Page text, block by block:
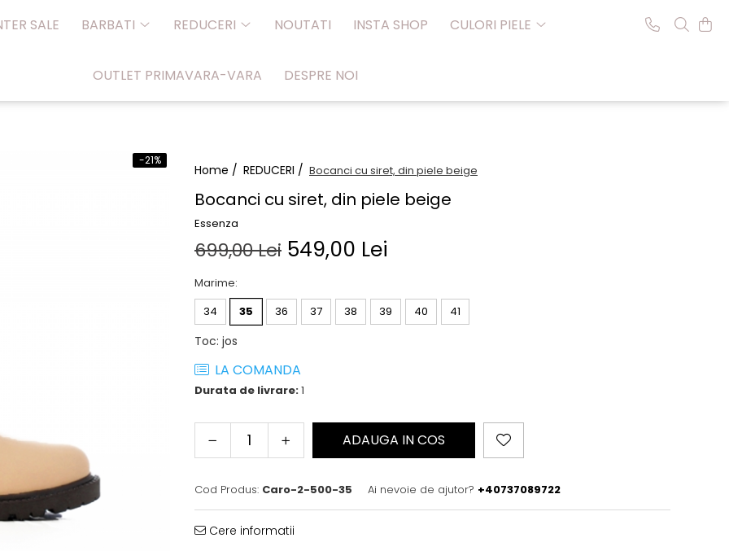
SALE BARBATI REDUCERI NOUTATI INSTA SHOP CULORI PIELE
OUTLET PRIMAVARA-VARA DESPRE NOI
Home / REDUCERI / Bocanci cu siret, din piele beige
Bocanci cu siret, din piele beige
Essenza
-21%
699,00 Lei 549,00 Lei
Marime:
34
35 36 37 38 39 40 41
Toc: jos
LA COMANDA
Durata de livrare:1
ADAUGA IN COS
Cod Produs: Caro-2-500-35 Ai nevoie de ajutor? +40737089722
Cere informatii